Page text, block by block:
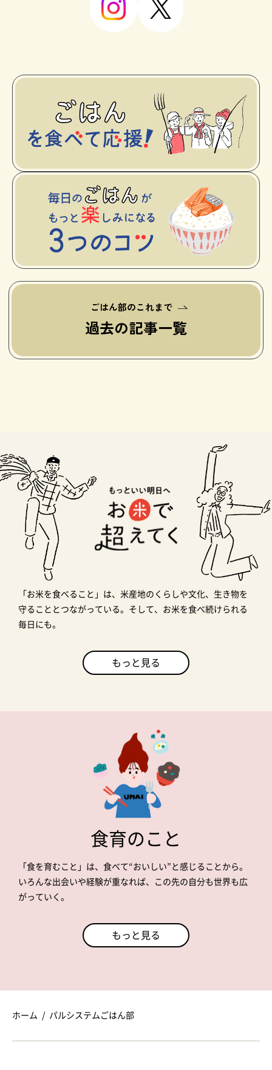
ごはん部のこれまで
過去の記事一覧
「お米を食べること」は、米産地のくらしや文化、生き物を
守ることとつながっている。そして、お米を食べ続けられる
毎日にも。
もっと見る
食育のこと
「食を育むこと」は、食べて“おいしい”と感じることから。
いろんな出会いや経験が重なれば、この先の自分も世界も広
がっていく。
もっと見る
ホーム パルシステムごはん部